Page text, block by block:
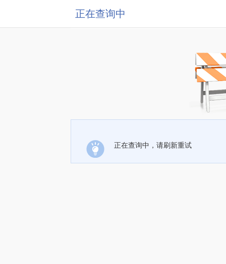
正在查询中
正在查询中，请刷新重试